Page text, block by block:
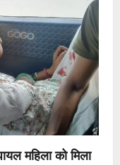
महिला को मिला